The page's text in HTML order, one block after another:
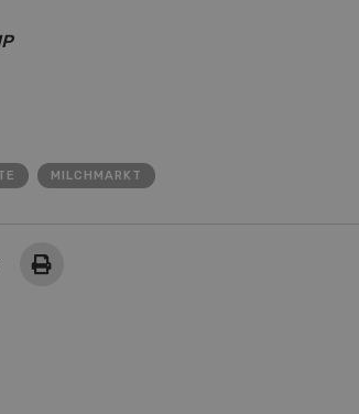
MILCHMARKT
den Frauen in der